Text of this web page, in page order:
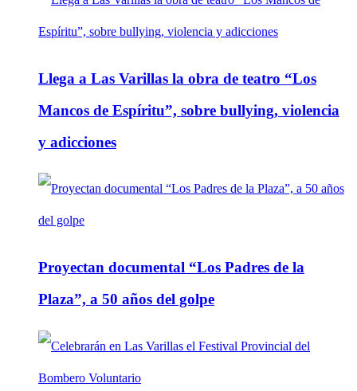
Llega a Las Varillas la obra de teatro “Los
Mancos de Espíritu”, sobre bullying, violencia
y adicciones
Proyectan documental “Los Padres de la
Plaza”, a 50 años del golpe